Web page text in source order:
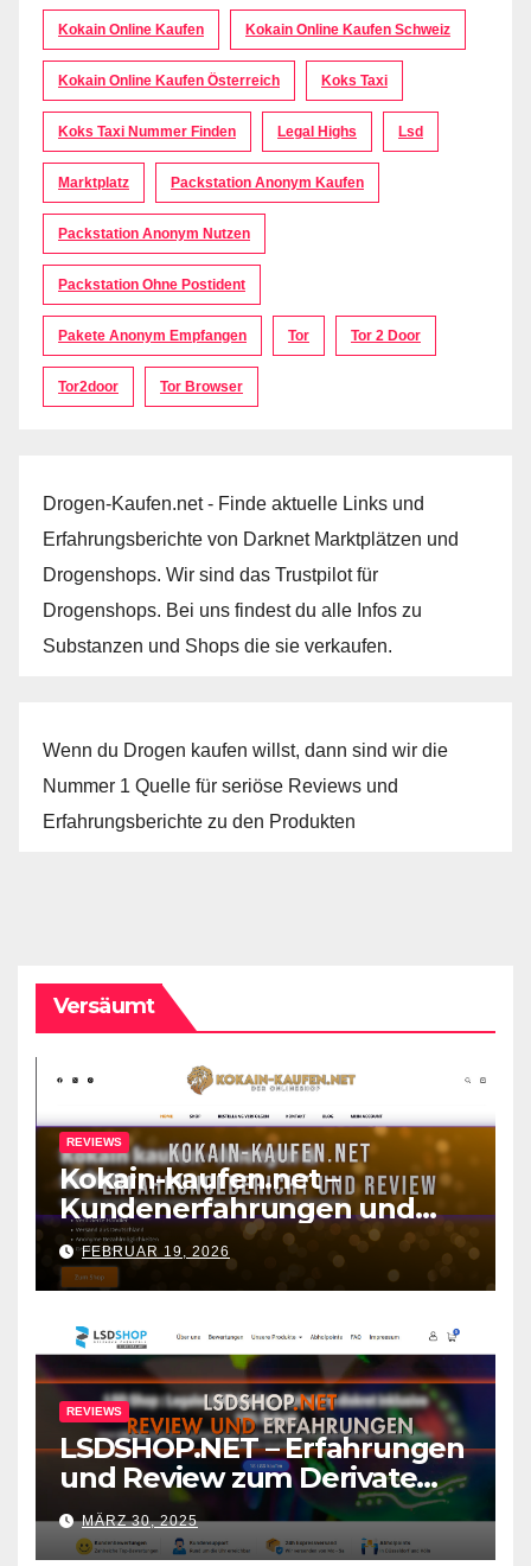
Kokain Online Kaufen Kokain Online Kaufen Schweiz
Kokain Online Kaufen Österreich Koks Taxi
Koks Taxi Nummer Finden Legal Highs Lsd
Marktplatz Packstation Anonym Kaufen
Packstation Anonym Nutzen
Packstation Ohne Postident
Pakete Anonym Empfangen Tor Tor 2 Door
Tor2door Tor Browser
Drogen-Kaufen.net - Finde aktuelle Links und
Erfahrungsberichte von Darknet Marktplätzen und
Drogenshops. Wir sind das Trustpilot für
Drogenshops. Bei uns findest du alle Infos zu
Substanzen und Shops die sie verkaufen.
Wenn du Drogen kaufen willst, dann sind wir die
Nummer 1 Quelle für seriöse Reviews und
Erfahrungsberichte zu den Produkten
Versäumt
REVIEWS
Kokain-kaufen.net –
Kundenerfahrungen und
Review zum Shop
FEBRUAR 19, 2026
REVIEWS
LSDSHOP.NET – Erfahrungen
und Review zum Derivate
Shop
MÄRZ 30, 2025